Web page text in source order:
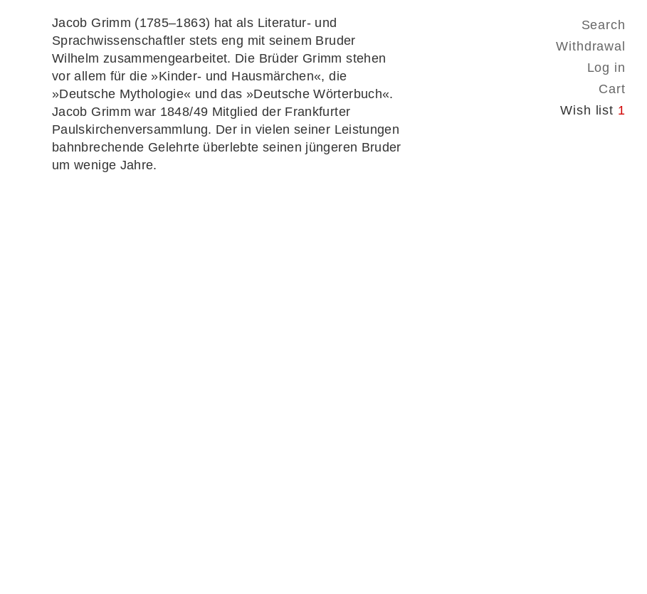
Search
Withdrawal
Log in
Cart
Wish list 1
Jacob Grimm (1785–1863) hat als Literatur- und
Sprachwissenschaftler stets eng mit seinem Bruder
Wilhelm zusammengearbeitet. Die Brüder Grimm stehen
vor allem für die »Kinder- und Hausmärchen«, die
»Deutsche Mythologie« und das »Deutsche Wörterbuch«.
Jacob Grimm war 1848/49 Mitglied der Frankfurter
Paulskirchenversammlung. Der in vielen seiner Leistungen
bahnbrechende Gelehrte überlebte seinen jüngeren Bruder
um wenige Jahre.